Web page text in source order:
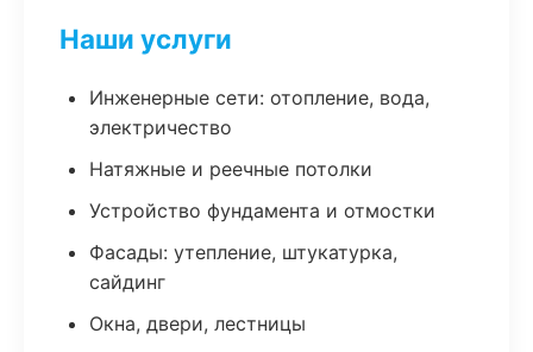
Наши услуги
Инженерные сети: отопление, вода,
электричество
Натяжные и реечные потолки
Устройство фундамента и отмостки
Фасады: утепление, штукатурка,
сайдинг
Окна, двери, лестницы